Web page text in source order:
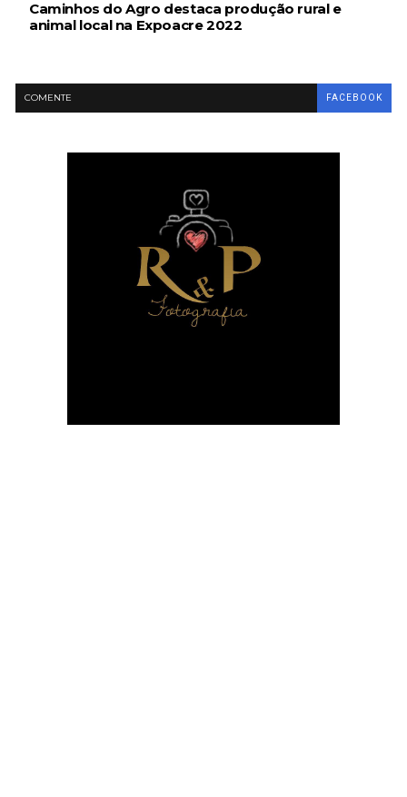
Caminhos do Agro destaca produção rural e
animal local na Expoacre 2022
COMENTE FACEBOOK